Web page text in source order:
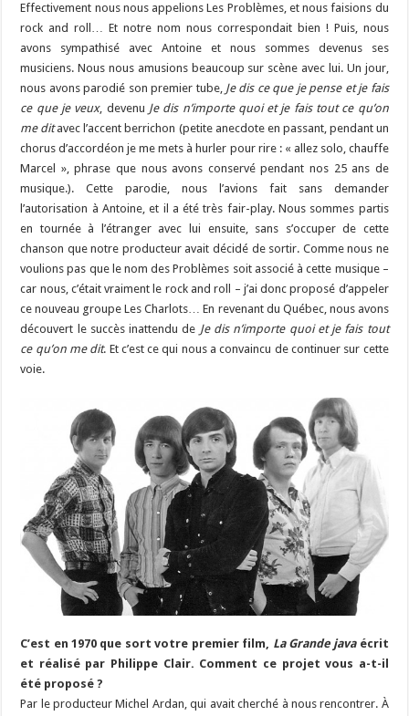
Effectivement nous nous appelions Les Problèmes, et nous faisions du
rock and roll… Et notre nom nous correspondait bien ! Puis, nous
avons sympathisé avec Antoine et nous sommes devenus ses
musiciens. Nous nous amusions beaucoup sur scène avec lui. Un jour,
nous avons parodié son premier tube, Je dis ce que je pense et je fais
ce que je veux, devenu Je dis n’importe quoi et je fais tout ce qu’on
me ditavec l’accent berrichon (petite anecdote en passant, pendant un
chorus d’accordéon je me mets à hurler pour rire : « allez solo, chauffe
Marcel », phrase que nous avons conservé pendant nos 25 ans de
musique.). Cette parodie, nous l’avions fait sans demander
l’autorisation à Antoine, et il a été très fair-play. Nous sommes partis
en tournée à l’étranger avec lui ensuite, sans s’occuper de cette
chanson que notre producteur avait décidé de sortir. Comme nous ne
voulions pas que le nom des Problèmes soit associé à cette musique –
car nous, c’était vraiment le rock and roll – j’ai donc proposé d’appeler
ce nouveau groupe Les Charlots… En revenant du Québec, nous avons
découvert le succès inattendu de Je dis n’importe quoi et je fais tout
ce qu’on me dit. Et c’est ce qui nous a convaincu de continuer sur cette
voie.
C’est en 1970 que sort votre premier film, La Grande javaécrit
et réalisé par Philippe Clair. Comment ce projet vous a-t-il
été proposé ?
Par le producteur Michel Ardan, qui avait cherché à nous rencontrer. À